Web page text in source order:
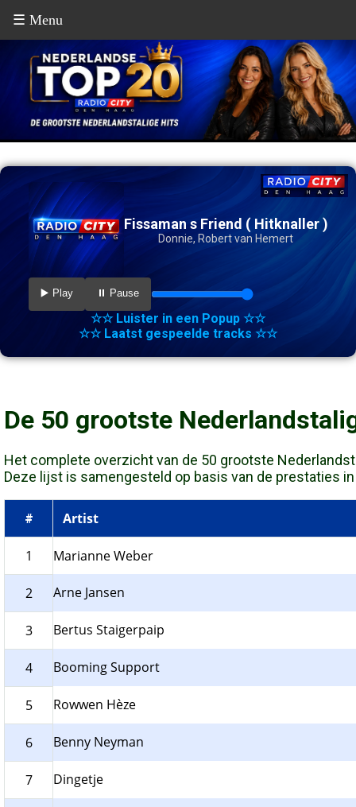
☰ Menu
Fissaman s Friend ( Hitknaller )
Donnie, Robert van Hemert
▶️ Play ⏸️ Pause
☆☆ Luister in een Popup ☆☆
☆☆ Laatst gespeelde tracks ☆☆
De 50 grootste
Het complete overzicht van de 50 grootste
Deze lijst is samengesteld op basis van de prestaties
# Artist
1 Marianne Weber
2 Arne Jansen
3 Bertus Staigerpaip
4 Booming Support
5 Rowwen Hèze
6 Benny Neyman
7 Dingetje